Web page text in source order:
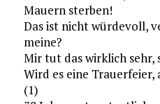
Mauern sterben!
Das ist nicht würdevoll,
meine?
Mir tut das wirklich sehr,
Wird es eine Trauerfeier,
(1)